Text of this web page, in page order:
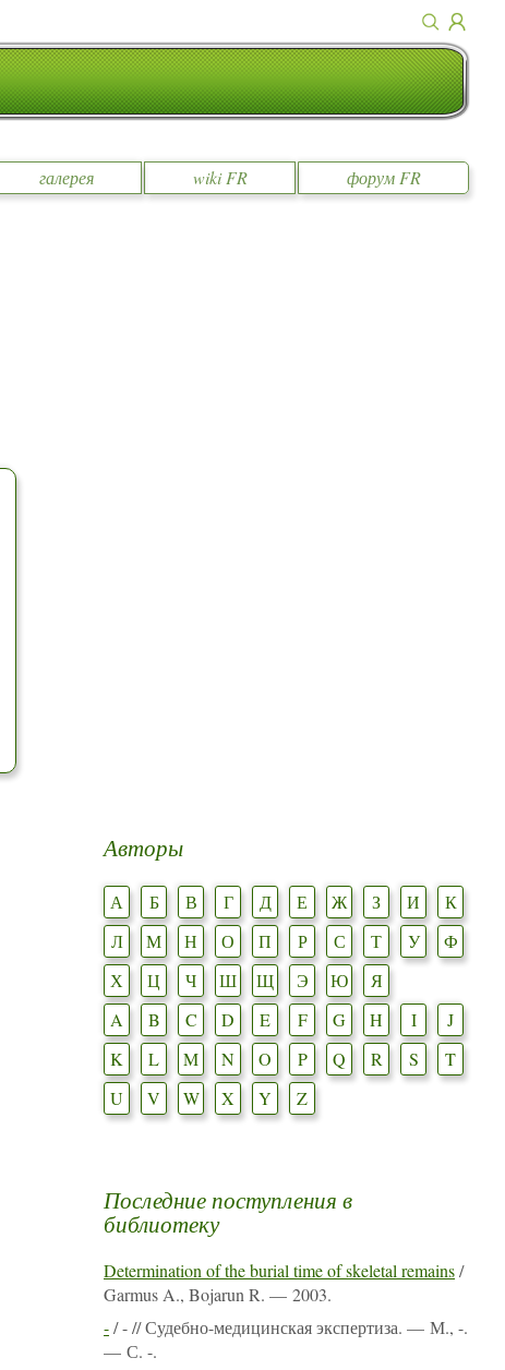
галерея wiki FR форум FR
Авторы
А Б В Г Д Е Ж З И
К
Л
М Н О П Р С Т У
Ф
Х
Ц Ч Ш Щ Э Ю
Я
A
B C D E F G H I
J
K
L M N O P Q R S
T
U
V W X Y Z
Последние поступления в
библиотеку
Determination of the burial time of skeletal remains/
Garmus A., Bojarun R. — 2003.
-/ - // Судебно-медицинская экспертиза. — М., -.
— С. -.